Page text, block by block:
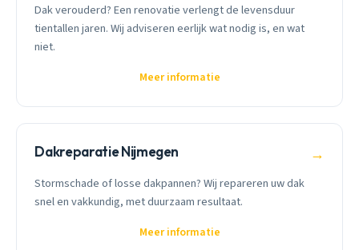
Dak verouderd? Een renovatie verlengt de levensduur
tientallen jaren. Wij adviseren eerlijk wat nodig is, en wat
niet.
Meer informatie
Dakreparatie Nijmegen →
Stormschade of losse dakpannen? Wij repareren uw dak
snel en vakkundig, met duurzaam resultaat.
Meer informatie